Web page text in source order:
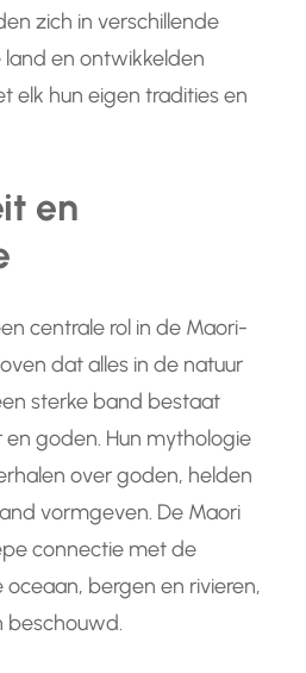
zich in verschillende
land en ontwikkelden
elk hun eigen tradities en
en
centrale rol in de Maori-
dat alles in de natuur
sterke band bestaat
en goden. Hun mythologie
over goden, helden
vormgeven. De Maori
connectie met de
bergen en rivieren,
beschouwd.